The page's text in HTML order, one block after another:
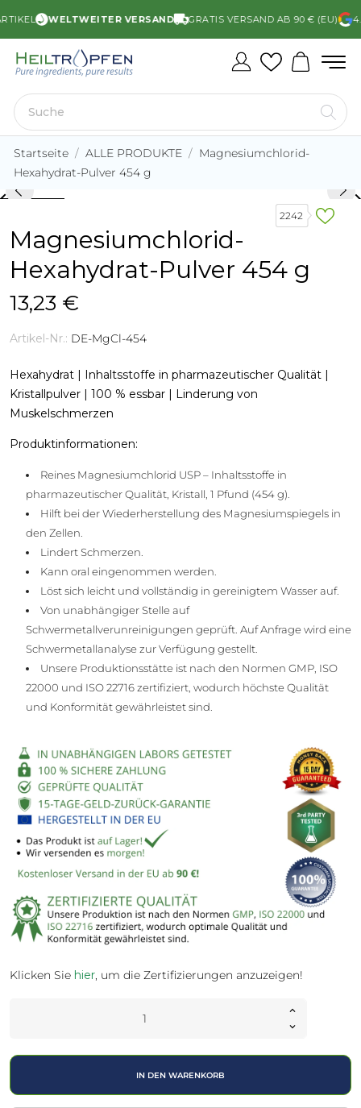
WELTWEITER VERSAND GRATIS VERSAND AB 90 € (EU) 4.9/
Startseite ALLE PRODUKTE
Magnesiumchlorid-
Hexahydrat-Pulver 454 g
2242
Magnesiumchlorid-
Hexahydrat-Pulver 454 g
13,23 €
Artikel-Nr.: DE-MgCl-454
Hexahydrat | Inhaltsstoffe in pharmazeutischer Qualität |
Kristallpulver | 100 % essbar | Linderung von
Muskelschmerzen
Produktinformationen:
Reines Magnesiumchlorid USP – Inhaltsstoffe in
pharmazeutischer Qualität, Kristall, 1 Pfund (454 g).
Hilft bei der Wiederherstellung des Magnesiumspiegels in
den Zellen.
Lindert Schmerzen.
Kann oral eingenommen werden.
Löst sich leicht und vollständig in gereinigtem Wasser auf.
Von unabhängiger Stelle auf
Schwermetallverunreinigungen geprüft. Auf Anfrage wird eine
Schwermetallanalyse zur Verfügung gestellt.
Unsere Produktionsstätte ist nach den Normen GMP, ISO
22000 und ISO 22716 zertifiziert, wodurch höchste Qualität
und Konformität gewährleistet sind.
Klicken Sie hier, um die Zertifizierungen anzuzeigen!
IN DEN WARENKORB